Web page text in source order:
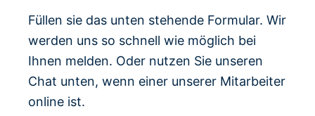
Füllen sie das unten stehende Formular. Wir
werden uns so schnell wie möglich bei
Ihnen melden. Oder nutzen Sie unseren
Chat unten, wenn einer unserer Mitarbeiter
online ist.